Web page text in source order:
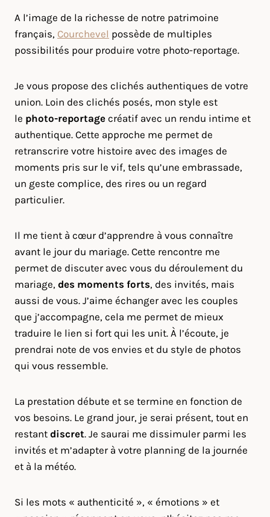
A l’image de la richesse de notre patrimoine
français, Courchevel possède de multiples
possibilités pour produire votre photo-reportage.
Je vous propose des clichés authentiques de votre
union. Loin des clichés posés, mon style est
le photo-reportage créatif avec un rendu intime et
authentique. Cette approche me permet de
retranscrire votre histoire avec des images de
moments pris sur le vif, tels qu’une embrassade,
un geste complice, des rires ou un regard
particulier.
Il me tient à cœur d’apprendre à vous connaître
avant le jour du mariage. Cette rencontre me
permet de discuter avec vous du déroulement du
mariage, des moments forts, des invités, mais
aussi de vous. J’aime échanger avec les couples
que j’accompagne, cela me permet de mieux
traduire le lien si fort qui les unit. À l’écoute, je
prendrai note de vos envies et du style de photos
qui vous ressemble.
La prestation débute et se termine en fonction de
vos besoins. Le grand jour, je serai présent, tout en
restant discret. Je saurai me dissimuler parmi les
invités et m’adapter à votre planning de la journée
et à la météo.
Si les mots « authenticité », « émotions » et